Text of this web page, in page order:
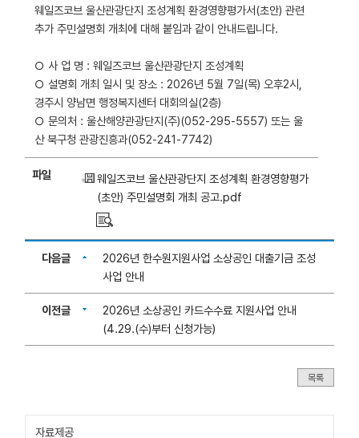
웨일즈코브 울산관광단지 조성계획 환경영향평가서(초안) 관련
추가 주민설명회 개최에 대해 붙임과 같이 안내드립니다.
○ 사 업 명 : 웨일즈코브 울산관광단지 조성계획
○ 설명회 개최 일시 및 장소 : 2026년 5월 7일(목) 오후2시,
경주시 양남면 행정복지센터 대회의실(2층)
○ 문의처 : 울산해양관광단지(주)(052-295-5557) 또는 울
산 북구청 관광진흥과(052-241-7742)
파일
웨일즈코브 울산관광단지 조성계획 환경영향평가
(초안) 주민설명회 개최 공고.pdf
다음글
2026년 한수원지원사업 소상공인 대출기금 조성
사업 안내
이전글
2026년 소상공인 카드수수료 지원사업 안내
(4.29.(수)부터 신청가능)
목록
자료제공